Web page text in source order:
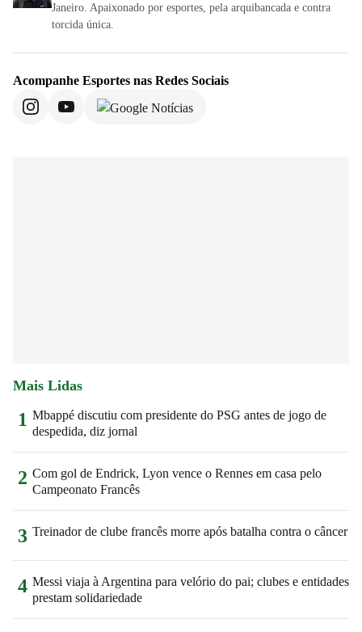
Janeiro. Apaixonado por esportes, pela arquibancada e contra
torcida única.
Acompanhe Esportes nas Redes Sociais
Mais Lidas
1 Mbappé discutiu com presidente do PSG antes de jogo de
despedida, diz jornal
2 Com gol de Endrick, Lyon vence o Rennes em casa pelo
Campeonato Francês
3 Treinador de clube francês morre após batalha contra o câncer
4 Messi viaja à Argentina para velório do pai; clubes e entidades
prestam solidariedade